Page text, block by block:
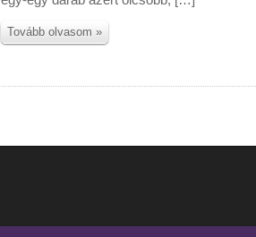
Tovább olvasom »